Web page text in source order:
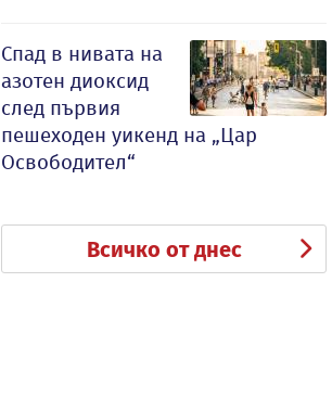
Спад в нивата на
азотен диоксид
след първия
пешеходен уикенд на „Цар
Освободител“
Всичко от днес